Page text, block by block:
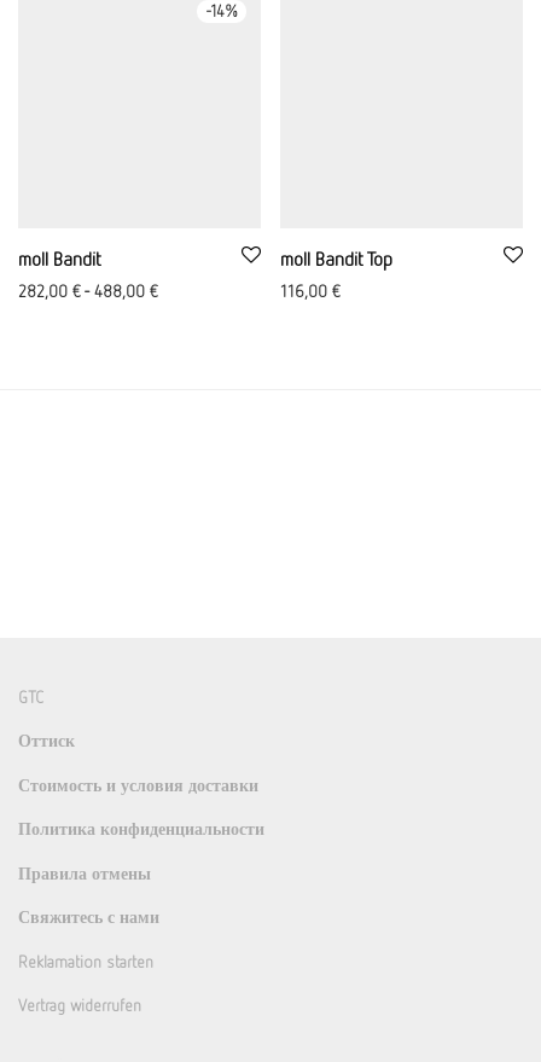
-14%
moll Bandit
282,00 €-488,00 €
moll Bandit Top
116,00 €
GTC
Оттиск
Стоимость и условия доставки
Политика конфиденциальности
Правила отмены
Свяжитесь с нами
Reklamation starten
Vertrag widerrufen